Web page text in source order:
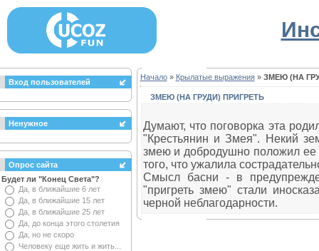
Вход пользователей
Ненужное
Опрос сайта
Будет ли "Конец Света"?
Да, в ближайшие 6 лет
Да, в ближайшие 15 лет
Да, в ближайшие 25 лет
Да, до конца этого столетия
Да, но не скоро
Человеку еще жить и жить...
Начало» Крылатые выражения» ЗМЕЮ (НА
ЗМЕЮ (НА ГРУДИ) ПРИГРЕТЬ
Думают, что поговорка эта
"Крестьянин и Змея". Некий
змею и добродушно положил ее
того, что ужалила
Смысл басни - в
"пригреть змею" стали
черной неблагодарности.